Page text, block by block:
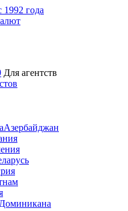
1992 года
Для агентств
Азербайджан
Доминикана